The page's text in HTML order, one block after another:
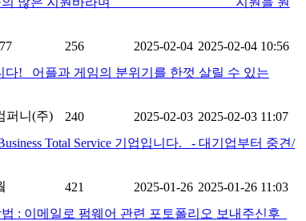
256 2025-02-04 2025-02-04 10:56
! 어플과 게임의 분위기를 한껏 살릴 수 있는
퍼니(주) 240 2025-02-03 2025-02-03 11:07
Total Service 기업입니다. - 대기업부터 중견/
421 2025-01-26 2025-01-26 11:03
: 이메일로 펌웨어 관련 포토폴리오 보내주신후_